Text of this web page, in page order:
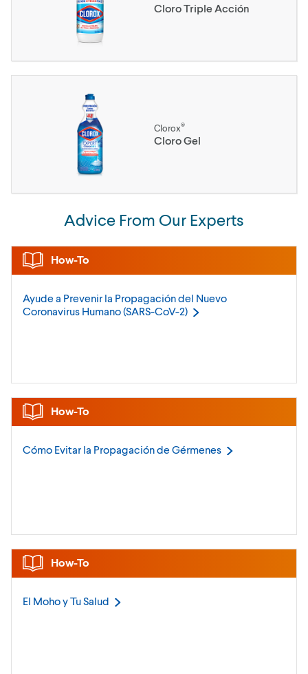
Cloro Triple Acción
Clorox®
Cloro Gel
Advice From Our Experts
How-To
Ayude a Prevenir la Propagación del Nuevo
Coronavirus Humano(SARS-CoV-2)
How-To
Cómo Evitar la Propagación de Gérmenes
How-To
El Moho y TuSalud